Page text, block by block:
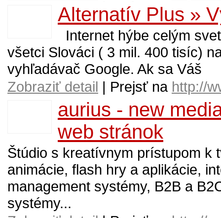
Alternatív Plus »
Internet hýbe celým
všetci Slováci ( 3 mil. 400 tisíc)
vyhľadávač Google. Ak sa Váš
Zobraziť detail | Prejsť na http://
aurius - new
web stránok
Štúdio s kreatívnym prístupom k
animácie, flash hry a aplikácie,
management systémy, B2B a
systémy...